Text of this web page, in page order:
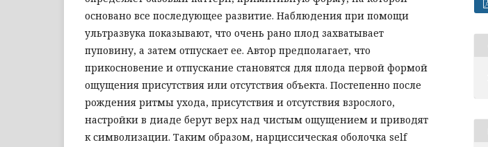
основано все последующее развитие. Наблюдения при помощи
ультразвука показывают, что очень рано плод захватывает
пуповину, а затем отпускает ее. Автор предполагает, что
прикосновение и отпускание становятся для плода первой формой
ощущения присутствия или отсутствия объекта. Постепенно после
рождения ритмы ухода, присутствия и отсутствия взрослого,
настройки в диаде берут верх над чистым ощущением и приводят
к символизации. Таким образом, нарциссическая оболочка self